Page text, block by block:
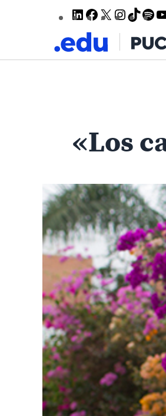
LinkedIn
Facebook
X
«Los